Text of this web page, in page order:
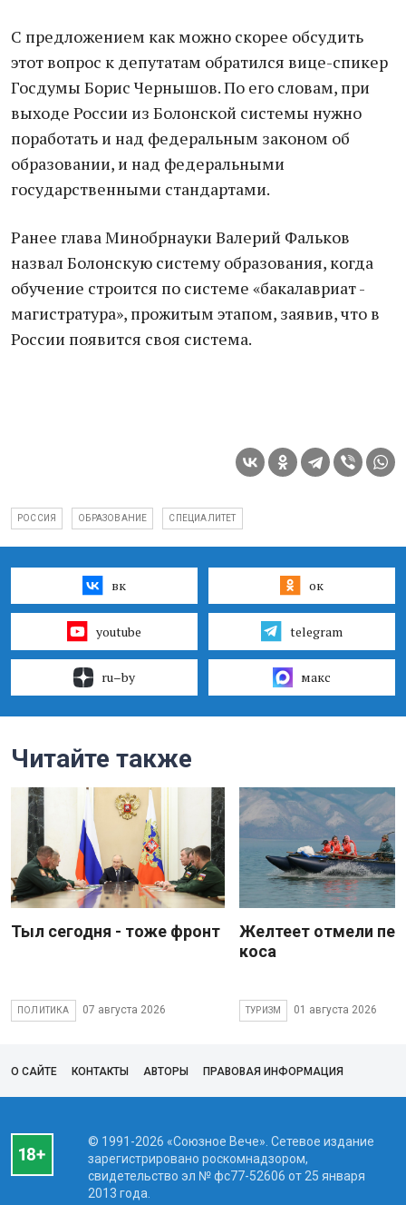
С предложением как можно скорее обсудить
этот вопрос к депутатам обратился вице-спикер
Госдумы Борис Чернышов. По его словам, при
выходе России из Болонской системы нужно
поработать и над федеральным законом об
образовании, и над федеральными
государственными стандартами.
Ранее глава Минобрнауки Валерий Фальков
назвал Болонскую систему образования, когда
обучение строится по системе «бакалавриат -
магистратура», прожитым этапом, заявив, что в
России появится своя система.
РОССИЯ ОБРАЗОВАНИЕ СПЕЦИАЛИТЕТ
вк ок
youtube telegram
ru–by макс
Читайте также
Тыл сегодня - тоже фронт
ПОЛИТИКА 07 августа 2026
Желтеет отмели
коса
ТУРИЗМ 01 августа 2026
О САЙТЕ КОНТАКТЫ АВТОРЫ ПРАВОВАЯ ИНФОРМАЦИЯ
© 1991-2026 «Союзное Вече». Сетевое издание
зарегистрировано роскомнадзором,
свидетельство эл № фc77-52606 от 25 января
2013 года.